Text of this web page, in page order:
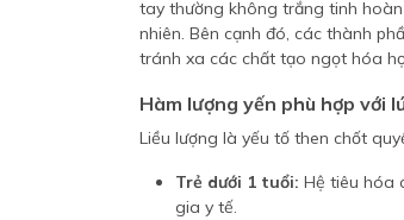
tay thường không trắng tinh
nhiên. Bên cạnh đó, các thành
tránh xa các chất tạo ngọt hóa
Hàm lượng yến phù hợp với
Liều lượng là yếu tố then chốt
Trẻ dưới 1 tuổi: Hệ tiêu hóa
gia y tế.